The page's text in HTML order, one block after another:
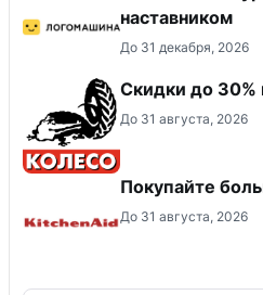
наставником
До 31 декабря, 2026
Скидки до 30%
До 31 августа, 2026
Покупайте
До 31 августа, 2026